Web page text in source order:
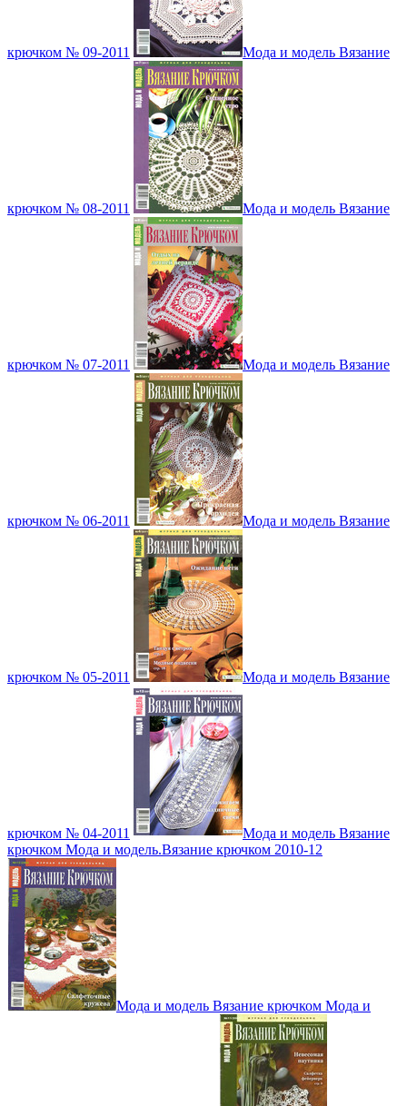
крючком № 09-2011 Мода и модель Вязание
крючком № 08-2011 Мода и модель Вязание
крючком № 07-2011 Мода и модель Вязание
крючком № 06-2011 Мода и модель Вязание
крючком № 05-2011 Мода и модель Вязание
крючком № 04-2011
Мода и модель Вязание
крючком Мода и модель.Вязание крючком 2010-12
Мода и модель Вязание крючком Мода и